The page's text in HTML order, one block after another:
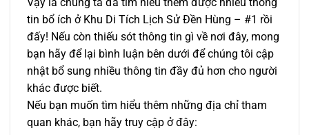
tin bổ ích ở Khu Di Tích Lịch Sử Đền Hùng – #1 rồi
đấy! Nếu còn thiếu sót thông tin gì về nơi đây, mong
bạn hãy để lại bình luận bên dưới để chúng tôi cập
nhật bổ sung nhiều thông tin đầy đủ hơn cho người
khác được biết.
Nếu bạn muốn tìm hiểu thêm những địa chỉ tham
quan khác, bạn hãy truy cập ở đây: